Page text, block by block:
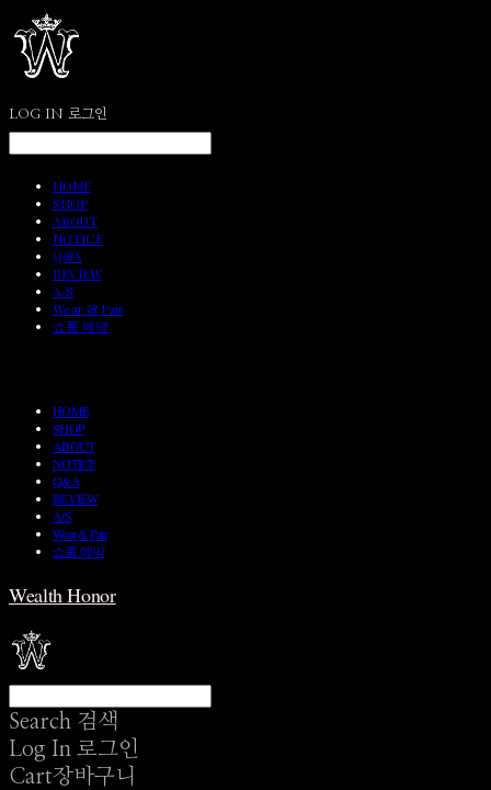
LOG IN 로그인
HOME
SHOP
ABOUT
NOTICE
Q&A
REVIEW
A/S
Wear & Pair
쇼룸 예약
HOME
SHOP
ABOUT
NOTICE
Q&A
REVIEW
A/S
Wear & Pair
쇼룸 예약
Wealth Honor
Search 검색
Log In 로그인
Cart장바구니